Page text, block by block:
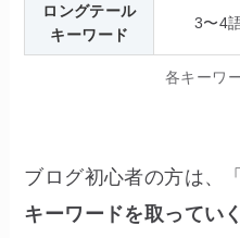
ロングテール
キーワード
3〜4
各キーワ
ブログ初心者の方は、「
キーワードを取っていく